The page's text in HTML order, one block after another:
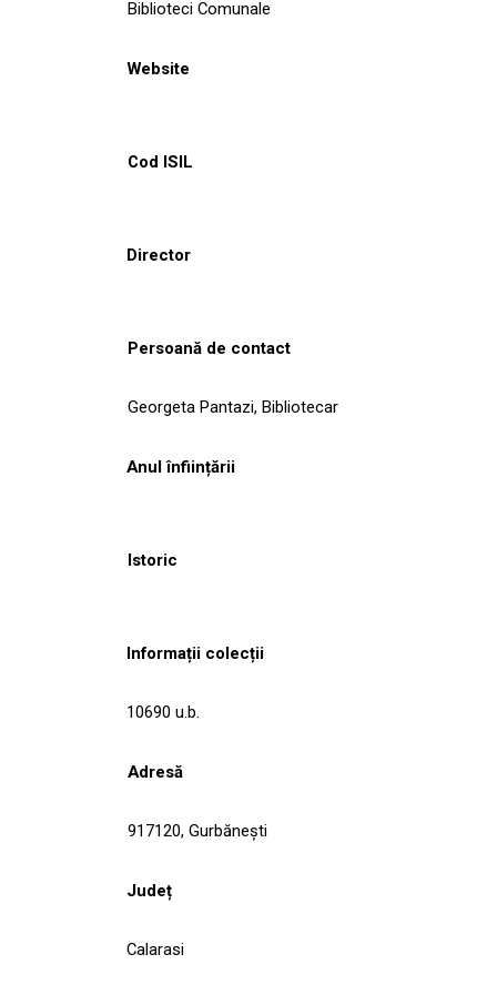
Biblioteci Comunale
Website
Cod ISIL
Director
Persoană de contact
Georgeta Pantazi, Bibliotecar
Anul înființării
Istoric
Informații colecții
10690 u.b.
Adresă
917120, Gurbăneşti
Județ
Calarasi